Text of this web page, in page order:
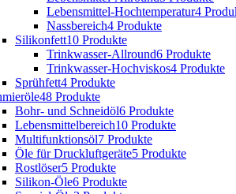
Lebensmittel-Hochtemperatur4
Nassbereich4 Produkte
Silikonfett10 Produkte
Trinkwasser-Allround6 Produkte
Trinkwasser-Hochviskos4 Produkte
Sprühfett4 Produkte
48 Produkte
Bohr- und Schneidöl6 Produkte
Lebensmittelbereich10 Produkte
Multifunktionsöl7 Produkte
Öle für Druckluftgeräte5 Produkte
Rostlöser5 Produkte
Silikon-Öle6 Produkte